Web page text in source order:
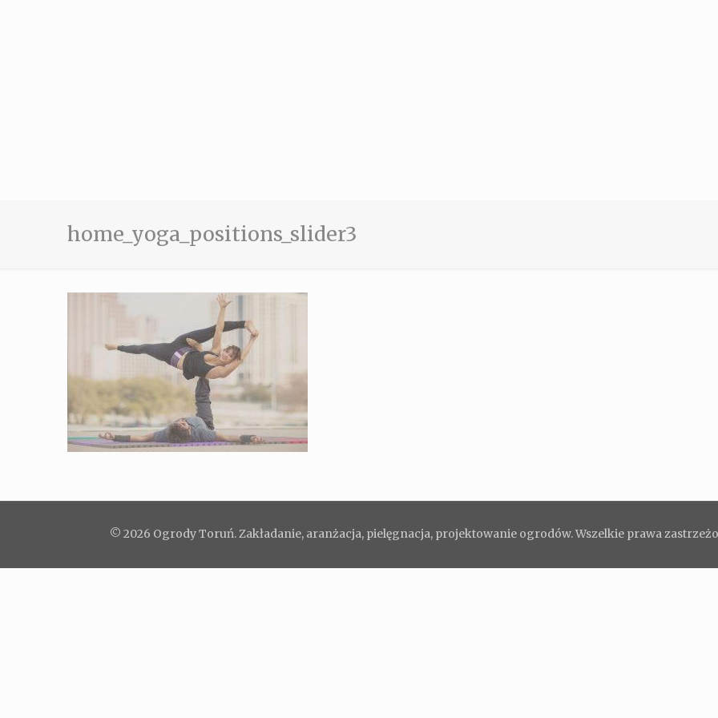
home_yoga_positions_slider3
© 2026 Ogrody Toruń. Zakładanie, aranżacja, pielęgnacja, projektowanie ogrodów. Wszelkie prawa